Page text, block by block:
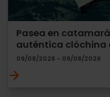
Pasea en
auténtica clóchina
09/08/2026 - 09/08/2026